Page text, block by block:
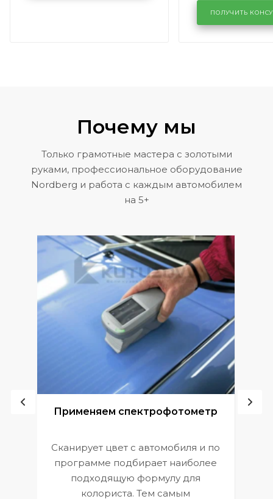
районе
Volkswagen
ПОЛУЧИТЬ
Почему мы
Только грамотные мастера с золотыми
руками, профессиональное оборудование
Nordberg и работа с каждым автомобилем
на 5+
Применяем спектрофотометр
Сканирует цвет с автомобиля и по
программе подбирает наиболее
подходящую формулу для
колориста. Тем самым